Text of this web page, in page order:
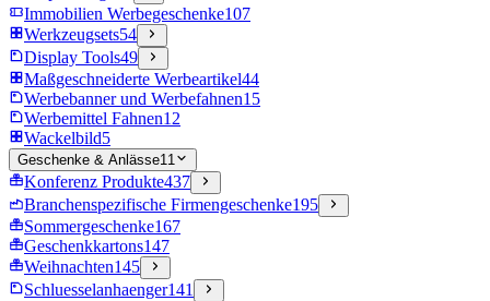
Immobilien Werbegeschenke107
Werkzeugsets54
Display Tools49
Maßgeschneiderte Werbeartikel44
Werbebanner und Werbefahnen15
Werbemittel Fahnen12
Wackelbild5
Geschenke & Anlässe11
Konferenz Produkte437
Branchenspezifische Firmengeschenke195
Sommergeschenke167
Geschenkkartons147
Weihnachten145
Schluesselanhaenger141